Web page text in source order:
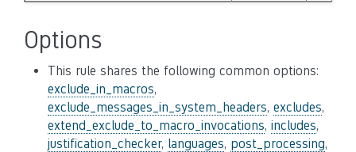
Options
This rule shares the following common options:
exclude_in_macros,
exclude_messages_in_system_headers, excludes,
extend_exclude_to_macro_invocations, includes,
justification_checker, languages, post_processing,